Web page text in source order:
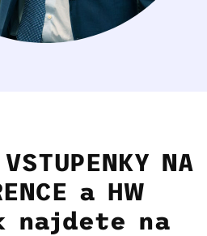
NA
a HW
najdete na